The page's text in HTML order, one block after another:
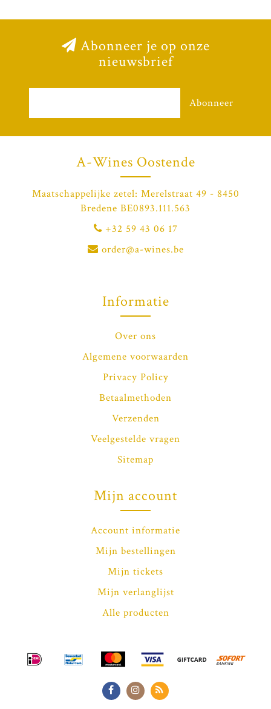
Abonneer je op onze
nieuwsbrief
Abonneer
A-Wines Oostende
Maatschappelijke zetel: Merelstraat 49 - 8450
Bredene BE0893.111.563
+32 59 43 06 17
order@a-wines.be
Informatie
Over ons
Algemene voorwaarden
Privacy Policy
Betaalmethoden
Verzenden
Veelgestelde vragen
Sitemap
Mijn account
Account informatie
Mijn bestellingen
Mijn tickets
Mijn verlanglijst
Alle producten